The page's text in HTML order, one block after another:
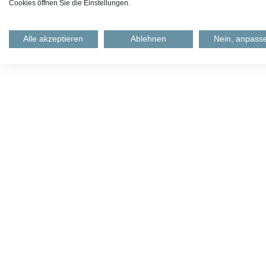
Cookies öffnen Sie die Einstellungen.
Alle akzeptieren Ablehnen Nein,